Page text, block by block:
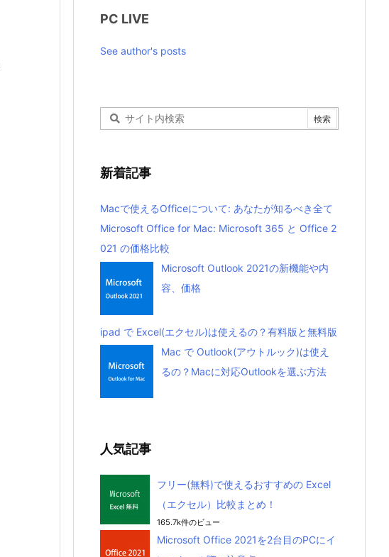
PC LIVE
See author's posts
新着記事
Macで使えるOfficeについて: あなたが知るべき全て
Microsoft Office for Mac: Microsoft 365 と Office 2
021 の価格比較
Microsoft Outlook 2021の新機能や内
容、価格
ipad で Excel(エクセル)は使えるの？有料版と無料版
Mac で Outlook(アウトルック)は使え
るの？Macに対応Outlookを選ぶ方法
人気記事
フリー(無料)で使えるおすすめの Excel
（エクセル）比較まとめ！
165.7k件のビュー
Microsoft Office 2021を2台目のPCにイ